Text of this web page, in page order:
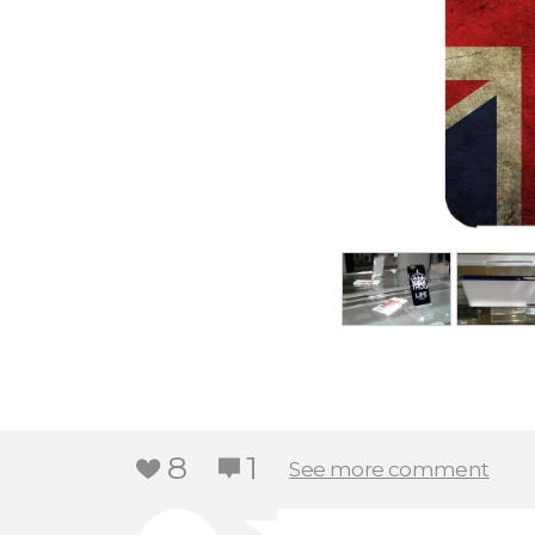
heart 8 notify 1 See more comment